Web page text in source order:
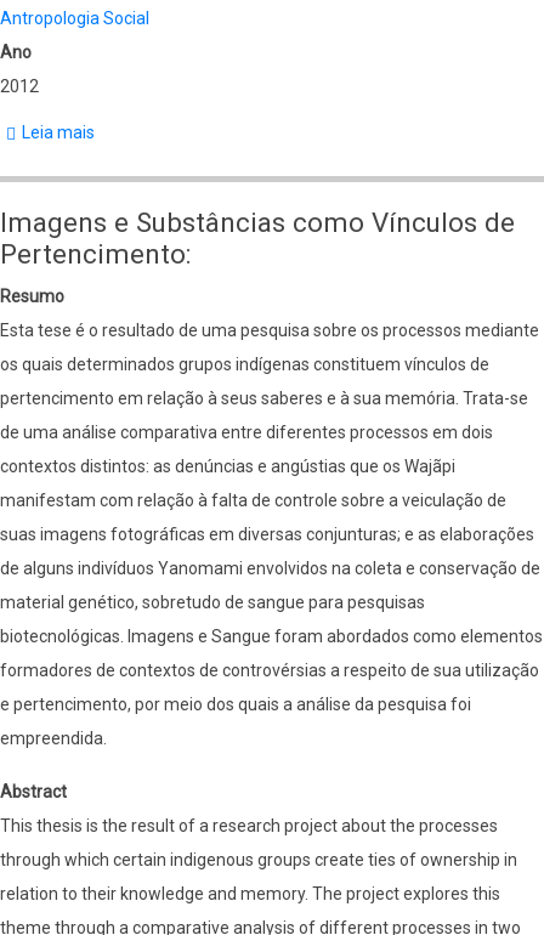
Antropologia Social
Ano
2012
Leia mais
competidores
Imagens e Substâncias como Vínculos de
Pertencimento:
Resumo
Esta tese é o resultado de uma pesquisa sobre os processos mediante
os quais determinados grupos indígenas constituem vínculos de
pertencimento em relação à seus saberes e à sua memória. Trata-se
de uma análise comparativa entre diferentes processos em dois
contextos distintos: as denúncias e angústias que os Wajãpi
manifestam com relação à falta de controle sobre a veiculação de
suas imagens fotográficas em diversas conjunturas; e as elaborações
de alguns indivíduos Yanomami envolvidos na coleta e conservação de
material genético, sobretudo de sangue para pesquisas
biotecnológicas. Imagens e Sangue foram abordados como elementos
formadores de contextos de controvérsias a respeito de sua utilização
e pertencimento, por meio dos quais a análise da pesquisa foi
empreendida.
Abstract
This thesis is the result of a research project about the processes
through which certain indigenous groups create ties of ownership in
relation to their knowledge and memory. The project explores this
theme through a comparative analysis of different processes in two